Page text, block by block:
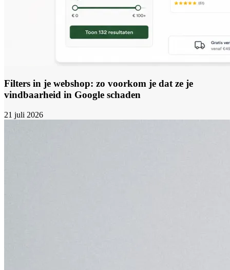
Filters in je webshop: zo voorkom je dat ze je
vindbaarheid in Google schaden
21 juli 2026